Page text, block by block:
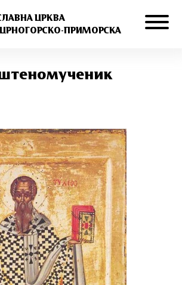
ЦРКВА
ПРИМОРСКА